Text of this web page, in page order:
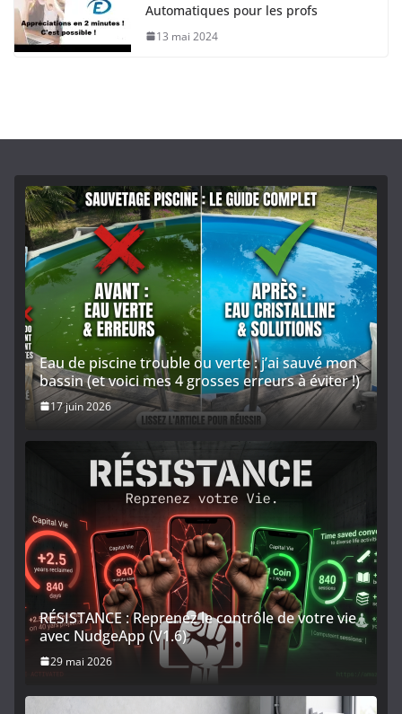
Automatiques pour les profs
13 mai 2024
Eau de piscine trouble ou verte : j’ai sauvé mon
bassin (et voici mes 4 grosses erreurs à éviter !)
17 juin 2026
RÉSISTANCE : Reprenez le contrôle de votre vie
avec NudgeApp (V1.6)
29 mai 2026